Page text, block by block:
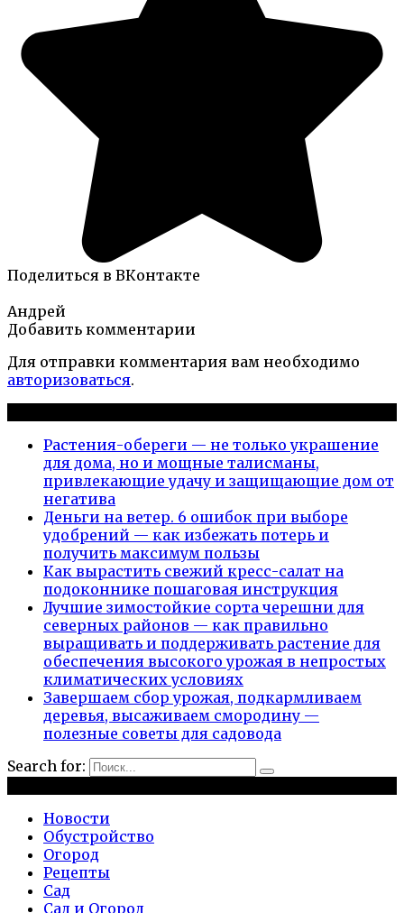
Поделиться в ВКонтакте
Андрей
Добавить комментарии
Для отправки комментария вам необходимо
авторизоваться.
Растения-обереги — не только украшение
для дома, но и мощные талисманы,
привлекающие удачу и защищающие дом от
негатива
Деньги на ветер. 6 ошибок при выборе
удобрений — как избежать потерь и
получить максимум пользы
Как вырастить свежий кресс-салат на
подоконнике пошаговая инструкция
Лучшие зимостойкие сорта черешни для
северных районов — как правильно
выращивать и поддерживать растение для
обеспечения высокого урожая в непростых
климатических условиях
Завершаем сбор урожая, подкармливаем
деревья, высаживаем смородину —
полезные советы для садовода
Search for:
Новости
Обустройство
Огород
Рецепты
Сад
Сад и Огород